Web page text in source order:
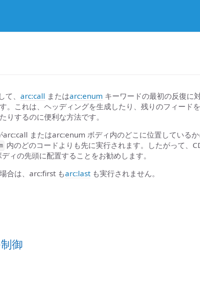
、 arc:call またはarc:enum キーワードの最初の反復に
。これは、ヘッディングを生成したり、残りのフィード
りするのに便利な方法です。
arc:call またはarc:enum ボディ内のどこに位置している
内のどのコードよりも先に実行されます。したがって、
ィの先頭に配置することをお勧めします。
合は、arc:first もarc:last も実行されません。
御